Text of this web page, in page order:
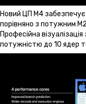
Новий ЦП M4
порівняно з потужним
Професійна
потужністю до 10 ядер